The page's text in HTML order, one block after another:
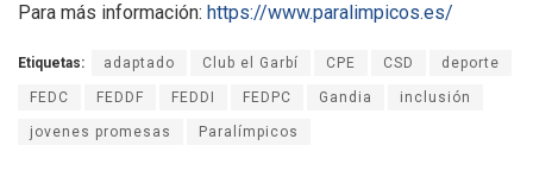
Para más información: https://www.paralimpicos.es/
Etiquetas: adaptado Club el Garbí CPE CSD deporte
FEDC FEDDF FEDDI FEDPC Gandia inclusión
jovenes promesas Paralímpicos